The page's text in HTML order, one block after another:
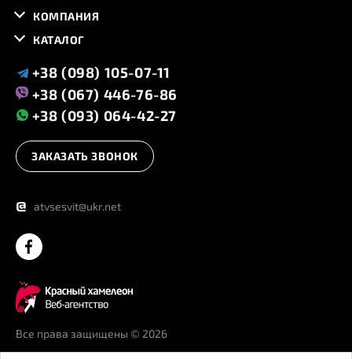
Все права защищены © 2026
КОМПАНИЯ
КАТАЛОГ
+38 (098) 105-07-11
+38 (067) 446-76-86
+38 (093) 064-42-27
ЗАКАЗАТЬ ЗВОНОК
@ atvsesvit@ukr.net